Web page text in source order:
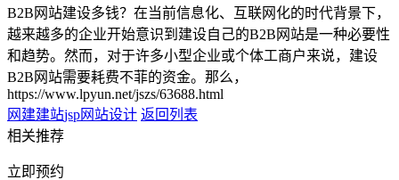
B2B网站建设多钱？在当前信息化、互联网化的时代背景下，
越来越多的企业开始意识到建设自己的B2B网站是一种必要性
和趋势。然而，对于许多小型企业或个体工商户来说，建设
B2B网站需要耗费不菲的资金。那么，
https://www.lpyun.net/jszs/63688.html
网建建站jsp网站设计 返回列表
相关推荐
立即预约